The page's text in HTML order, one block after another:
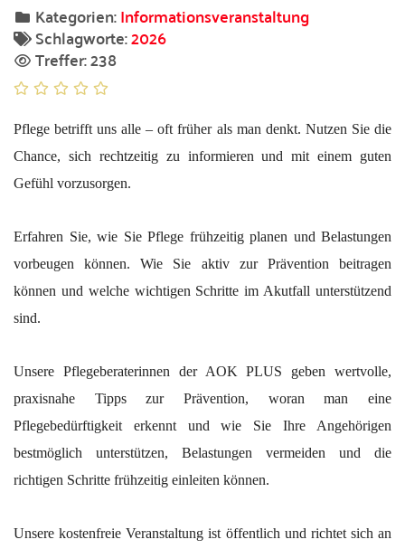
Kategorien:Informationsveranstaltung
Schlagworte:2026
Treffer: 238
Pflege betrifft uns alle – oft früher als man denkt. Nutzen Sie die
Chance, sich rechtzeitig zu informieren und mit einem guten
Gefühl vorzusorgen.
Erfahren Sie, wie Sie Pflege frühzeitig planen und Belastungen
vorbeugen können. Wie Sie aktiv zur Prävention beitragen
können und welche wichtigen Schritte im Akutfall unterstützend
sind.
Unsere Pflegeberaterinnen der AOK PLUS geben wertvolle,
praxisnahe Tipps zur Prävention, woran man eine
Pflegebedürftigkeit erkennt und wie Sie Ihre Angehörigen
bestmöglich unterstützen, Belastungen vermeiden und die
richtigen Schritte frühzeitig einleiten können.
Unsere kostenfreie Veranstaltung ist öffentlich und richtet sich an